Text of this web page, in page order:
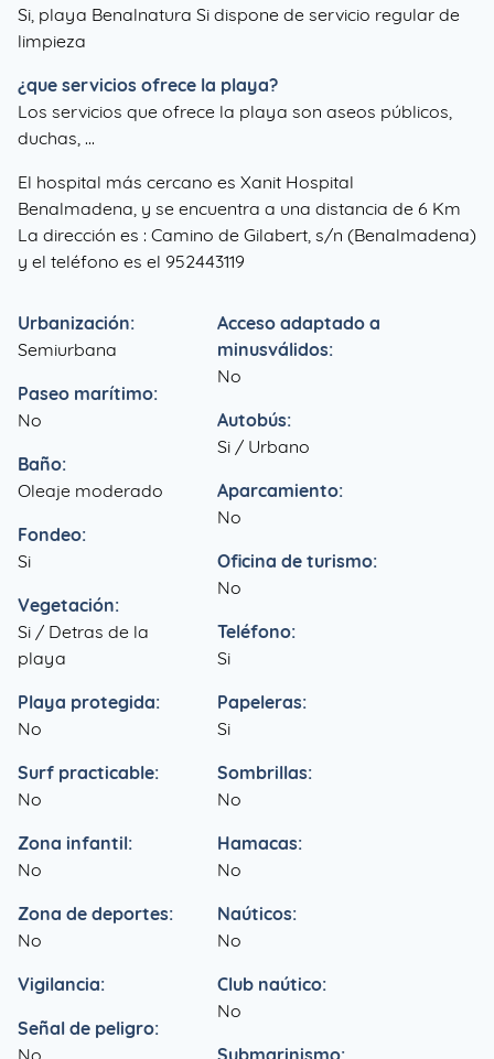
Si, playa Benalnatura Si dispone de servicio regular de
limpieza
¿que servicios ofrece la playa?
Los servicios que ofrece la playa son aseos públicos,
duchas, ...
El hospital más cercano es Xanit Hospital
Benalmadena, y se encuentra a una distancia de 6 Km
La dirección es : Camino de Gilabert, s/n (Benalmadena)
y el teléfono es el 952443119
Urbanización:
Semiurbana
Paseo marítimo:
No
Baño:
Oleaje moderado
Fondeo:
Si
Vegetación:
Si / Detras de la
playa
Playa protegida:
No
Surf practicable:
No
Zona infantil:
No
Zona de deportes:
No
Vigilancia:
Señal de peligro:
No
Acceso adaptado a
minusválidos:
No
Autobús:
Si / Urbano
Aparcamiento:
No
Oficina de turismo:
No
Teléfono:
Si
Papeleras:
Si
Sombrillas:
No
Hamacas:
No
Naúticos:
No
Club naútico:
No
Submarinismo: